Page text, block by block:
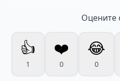
Оцените
👍
1
❤️
0
😂
0